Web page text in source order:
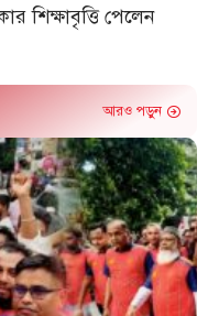
শিক্ষাবৃত্তি পেলেন
আরও পড়ুন